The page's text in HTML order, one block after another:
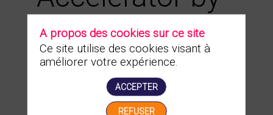
ATECNA-
Performez en
E-commerce et
A propos des cookies sur ce site
Ce site utilise des cookies visant à
améliorer votre expérience.
ACCEPTER
REFUSER